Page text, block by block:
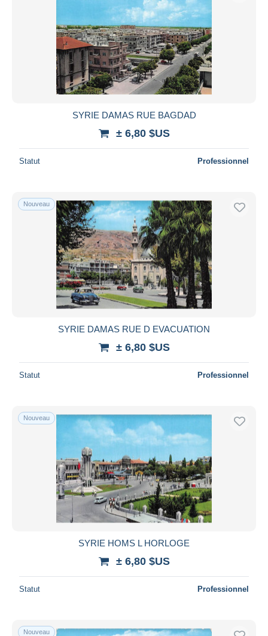
SYRIE DAMAS RUE BAGDAD
± 6,80 $US
Statut Professionnel
Nouveau
SYRIE DAMAS RUE D EVACUATION
± 6,80 $US
Statut Professionnel
Nouveau
SYRIE HOMS L HORLOGE
± 6,80 $US
Statut Professionnel
Nouveau